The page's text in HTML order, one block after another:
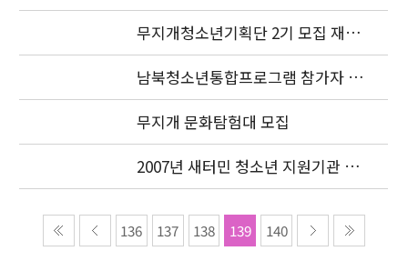
무지개청소년기획단 2기 모집 재공
고
남북청소년통합프로그램 참가자 모
집 연장
무지개 문화탐험대 모집
2007년 새터민 청소년 지원기관 공
동협력사업 선정기관 공고
136 137 138 139 140